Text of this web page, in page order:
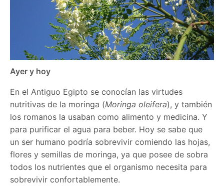
Ayer y hoy
En el Antiguo Egipto se conocían las virtudes
nutritivas de la moringa (Moringa oleifera), y también
los romanos la usaban como alimento y medicina. Y
para purificar el agua para beber. Hoy se sabe que
un ser humano podría sobrevivir comiendo las hojas,
flores y semillas de moringa, ya que posee de sobra
todos los nutrientes que el organismo necesita para
sobrevivir confortablemente.